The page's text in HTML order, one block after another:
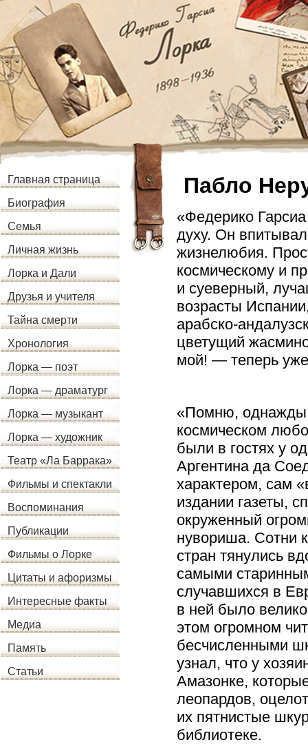
Главная страница
Биография
Семья
Личная жизнь
Лорка и Дали
Друзья и учителя
Тайна смерти
Хронология
Лорка — поэт
Лорка — драматург
Лорка — музыкант
Лорка — художник
Театр «Ла Баррака»
Фильмы и спектакли
Воспоминания
Публикации
Фильмы о Лорке
Цитаты и афоризмы
Интересные факты
Медиа
Память
Статьи
Пабло
«Федерико
духу. Он
жизнелюбия.
космическому и
и суеверный,
возрасты
арабско-
цветущий
мой! — теперь
«Помню, однажды
космическом
были в гостях у
Аргентина да
характером, сам
издании газеты,
окруженный
нувориша. Сотни
стран тянулись
самыми
случавшихся в
в ней было
этом огромном
бесчисленными
узнал, что у
Амазонке,
леопардов,
их пятнистые
библиотеке.